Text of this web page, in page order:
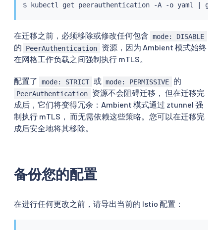
$ kubectl get peerauthentication -A -o yaml grep
在迁移之前，必须移除或修改任何包含 mode: DISABLE
的 PeerAuthentication
资源，因为 Ambient 模式始终
在网格工作负载之间强制执行 mTLS。
配置了 mode: STRICT 或 mode: PERMISSIVE 的
PeerAuthentication
资源不会阻碍迁移， 但在迁移完
成后，它们将变得冗余：Ambient 模式通过 ztunnel 强
制执行 mTLS， 而无需依赖这些策略。您可以在迁移完
成后安全地将其移除。
备份您的配置
在进行任何更改之前，请导出当前的 Istio 配置：